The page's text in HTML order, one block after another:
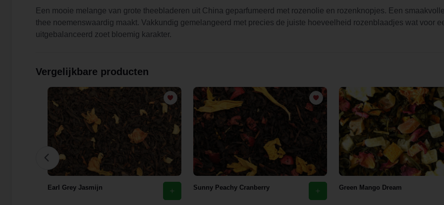
Een mooie melange van grote theebladeren uit China geparfumeerd met rozenolie en rozenknopjes. Een
thee noemenswaardig maakt. Vakkundig gemelangeerd met precies de juiste hoeveelheid rozenblaadjes wat voor
uitgebalanceerd zoet bloemig karakter.
Vergelijkbare producten
Earl Grey Jasmijn Sunny Peachy Cranberry Green Mango Dream